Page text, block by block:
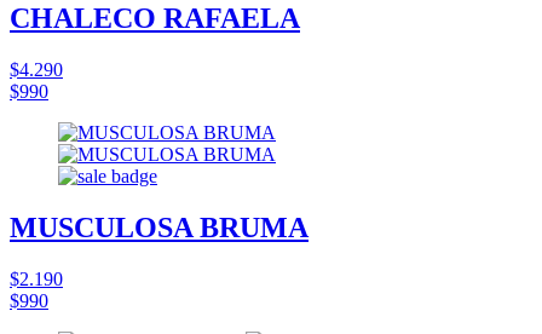
CHALECO RAFAELA
$4.290
$990
MUSCULOSA BRUMA
$2.190
$990